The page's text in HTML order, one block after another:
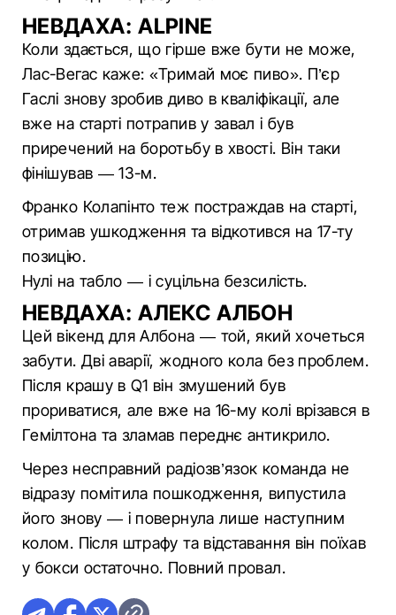
НЕВДАХА: ALPINE
Коли здається, що гірше вже бути не може,
Лас-Вегас каже: «Тримай моє пиво». П’єр
Гаслі знову зробив диво в кваліфікації, але
вже на старті потрапив у завал і був
приречений на боротьбу в хвості. Він таки
фінішував — 13-м.
Франко Колапінто теж постраждав на старті,
отримав ушкодження та відкотився на 17-ту
позицію.
Нулі на табло — і суцільна безсилість.
НЕВДАХА: АЛЕКС АЛБОН
Цей вікенд для Албона — той, який хочеться
забути. Дві аварії, жодного кола без проблем.
Після крашу в Q1 він змушений був
прориватися, але вже на 16-му колі врізався в
Гемілтона та зламав переднє антикрило.
Через несправний радіозв’язок команда не
відразу помітила пошкодження, випустила
його знову — і повернула лише наступним
колом. Після штрафу та відставання він поїхав
у бокси остаточно. Повний провал.